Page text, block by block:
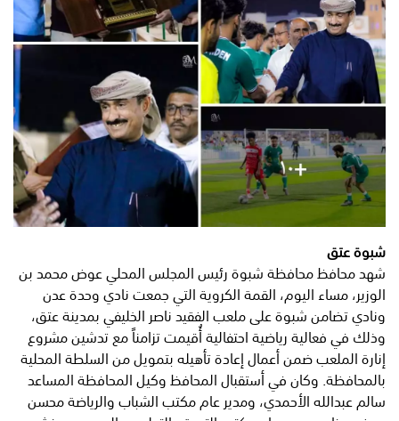
شبوة عتق
شهد محافظ محافظة شبوة رئيس المجلس المحلي عوض محمد بن
الوزير، مساء اليوم، القمة الكروية التي جمعت نادي وحدة عدن
ونادي تضامن شبوة على ملعب الفقيد ناصر الخليفي بمدينة عتق،
وذلك في فعالية رياضية احتفالية أُقيمت تزامناً مع تدشين مشروع
إنارة الملعب ضمن أعمال إعادة تأهيله بتمويل من السلطة المحلية
بالمحافظة. وكان في أستقبال المحافظ وكيل المحافظة المساعد
سالم عبدالله الأحمدي، ومدير عام مكتب الشباب والرياضة محسن